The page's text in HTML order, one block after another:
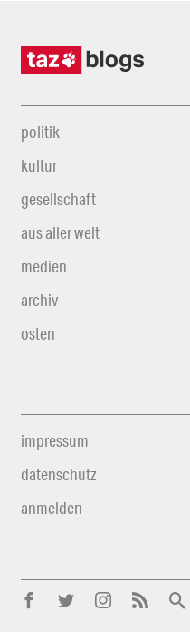
politik
kultur
gesellschaft
aus aller welt
medien
archiv
osten
impressum
datenschutz
anmelden